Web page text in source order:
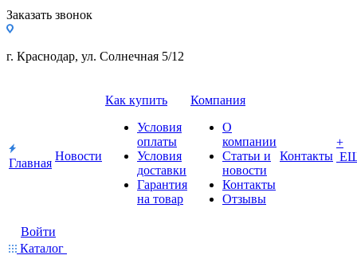
Заказать звонок
г. Краснодар, ул. Солнечная 5/12
Главная
Новости
Как купить
Условия
оплаты
Условия
доставки
Гарантия
на товар
Компания
О
компании
Статьи и
новости
Контакты
Отзывы
Контакты
+
Войти
Каталог